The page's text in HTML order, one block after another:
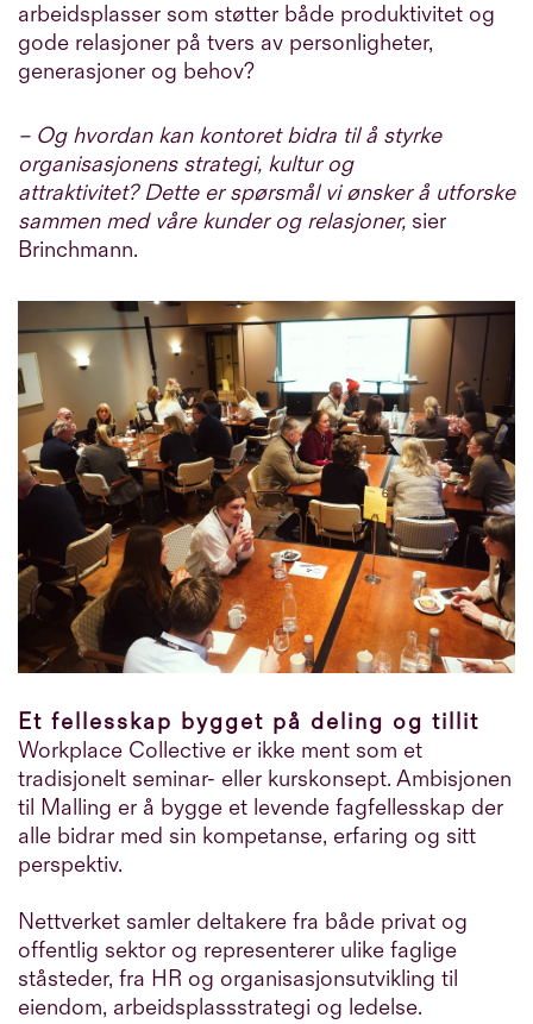
arbeidsplasser som støtter både produktivitet og
gode relasjoner på tvers av personligheter,
generasjoner og behov?
– Og hvordan kan kontoret bidra til å styrke
organisasjonens strategi, kultur og
attraktivitet? Dette er spørsmål vi ønsker å utforske
sammen med våre kunder og relasjoner, sier
Brinchmann.
Et fellesskap bygget på deling og tillit
Workplace Collective er ikke ment som et
tradisjonelt seminar- eller kurskonsept. Ambisjonen
til Malling er å bygge et levende fagfellesskap der
alle bidrar med sin kompetanse, erfaring og sitt
perspektiv.
Nettverket samler deltakere fra både privat og
offentlig sektor og representerer ulike faglige
ståsteder, fra HR og organisasjonsutvikling til
eiendom, arbeidsplassstrategi og ledelse.